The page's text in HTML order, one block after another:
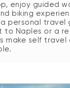
enjoy guided
biking
personal travel
to Naples or a
make self travel